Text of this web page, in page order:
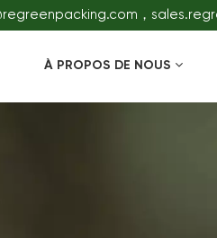
，
À PROPOS DE NOUS